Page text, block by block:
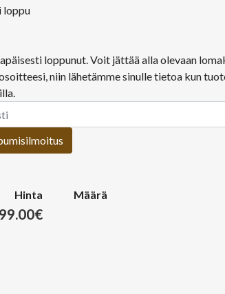
loppu
loppunut. Voit jättää alla olevaan
niin lähetämme sinulle tietoa kun
Hinta Määrä